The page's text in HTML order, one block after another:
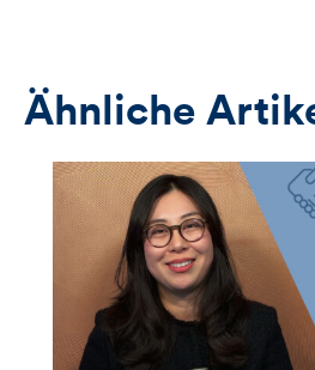
Ähnliche